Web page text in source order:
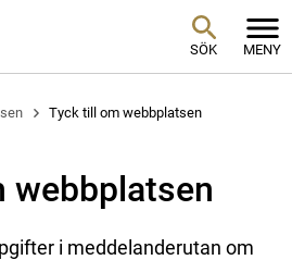
SÖK MENY
Tyck till om webbplatsen
webbplatsen
i meddelanderutan om